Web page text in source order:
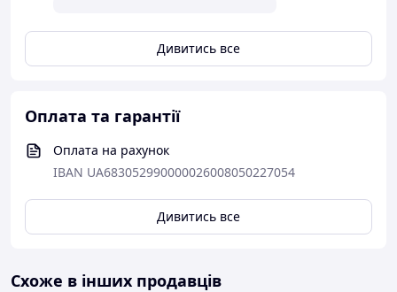
Дивитись все
Оплата та гарантії
Оплата на рахунок
IBAN UA683052990000026008050227054
Дивитись все
Схоже в інших продавців